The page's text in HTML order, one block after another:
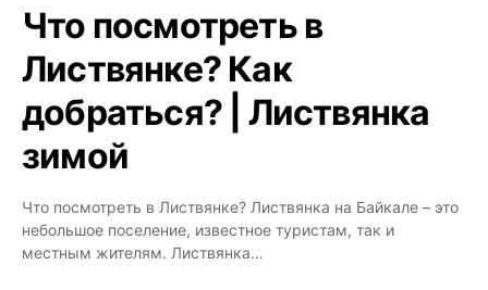
Что посмотреть в
Листвянке? Как
добраться? | Листвянка
зимой
Что посмотреть в Листвянке? Листвянка на Байкале – это
небольшое поселение, известное туристам, так и
местным жителям. Листвянка…